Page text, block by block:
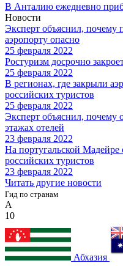
В Анталию ежедневно
Новости
Эксперт объяснил, почему
аэропорту опасно
25 февраля 2022
Ростуризм досрочно
25 февраля 2022
В регионах, где закрыли
российских туристов
25 февраля 2022
Эксперт объяснил, почему
этажах отелей
23 февраля 2022
На португальской Мадейре
российских туристов
23 февраля 2022
Читать другие новости
Гид по странам
А
10
Абхазия